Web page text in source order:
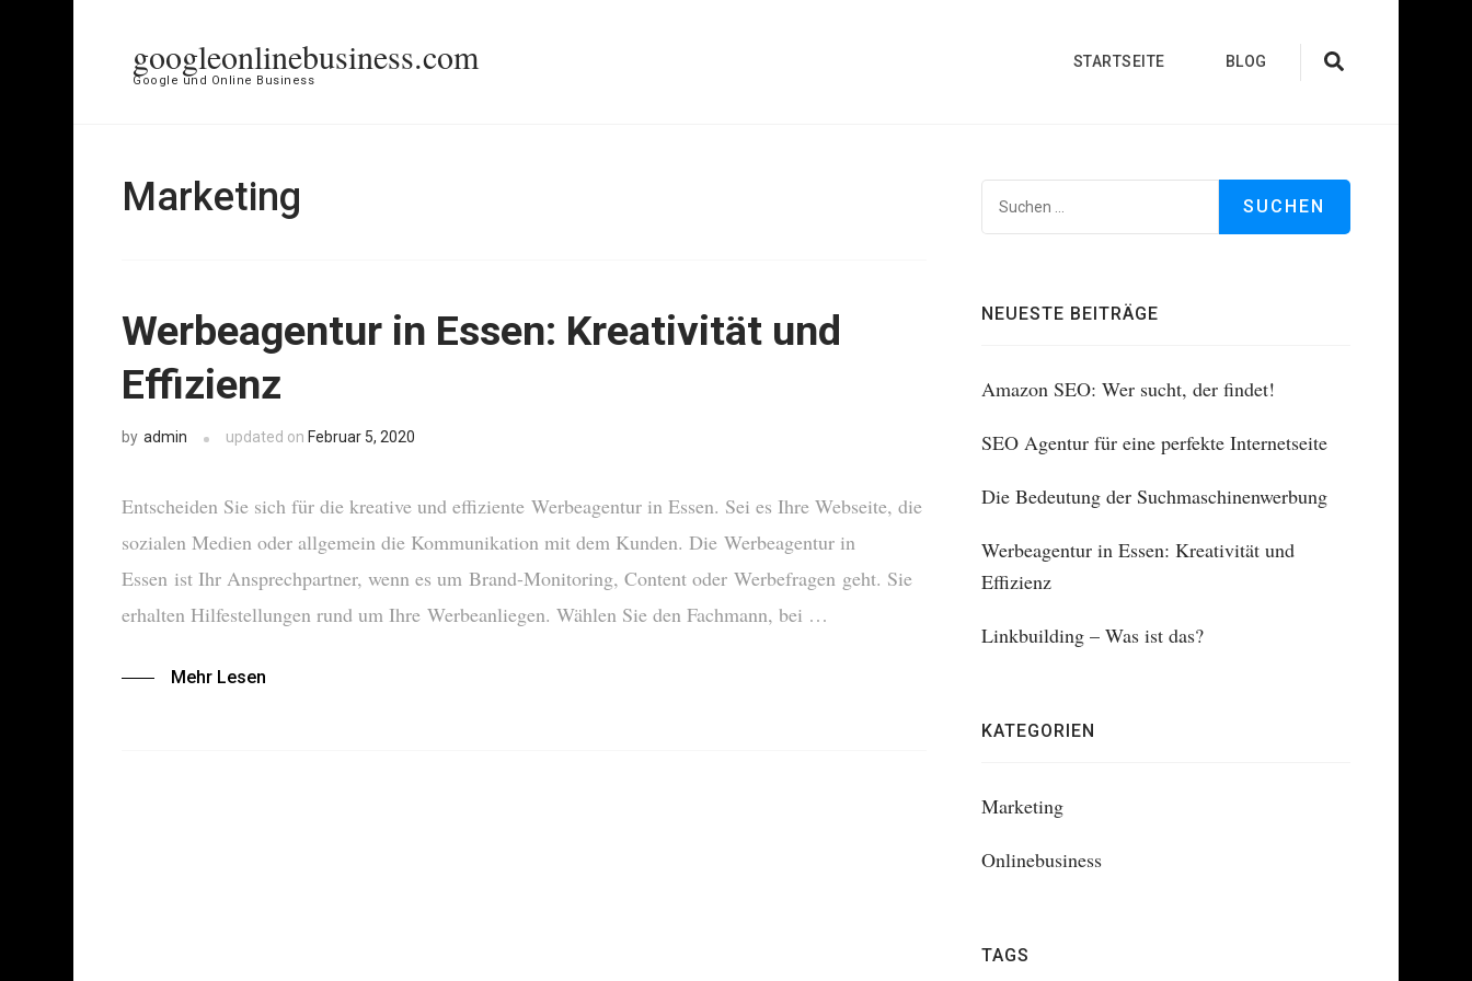
content
googleonlinebusiness.com
Google und Online Business
STARTSEITE BLOG
Marketing
Werbeagentur in Essen: Kreativität und
Effizienz
by admin updated on Februar 5, 2020
Entscheiden Sie sich für die kreative und effiziente Werbeagentur in Essen. Sei es Ihre Webseite, die
sozialen Medien oder allgemein die Kommunikation mit dem Kunden. Die Werbeagentur in
Essen ist Ihr Ansprechpartner, wenn es um Brand-Monitoring, Content oder Werbefragen geht. Sie
erhalten Hilfestellungen rund um Ihre Werbeanliegen. Wählen Sie den Fachmann, bei …
Mehr Lesen
nach:
NEUESTE BEITRÄGE
Amazon SEO: Wer sucht, der findet!
SEO Agentur für eine perfekte Internetseite
Die Bedeutung der Suchmaschinenwerbung
Werbeagentur in Essen: Kreativität und
Effizienz
Linkbuilding – Was ist das?
KATEGORIEN
Marketing
Onlinebusiness
TAGS